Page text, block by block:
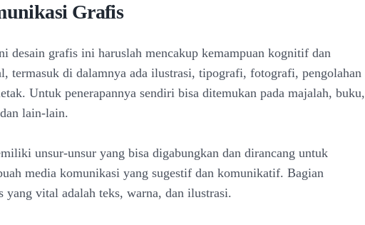
Grafis
desain grafis ini haruslah mencakup kemampuan kognitif dan
termasuk di dalamnya ada ilustrasi, tipografi, fotografi, pengolahan
Untuk penerapannya sendiri bisa ditemukan pada majalah, buku,
lain-lain.
unsur-unsur yang bisa digabungkan dan dirancang untuk
media komunikasi yang sugestif dan komunikatif. Bagian
yang vital adalah teks, warna, dan ilustrasi.